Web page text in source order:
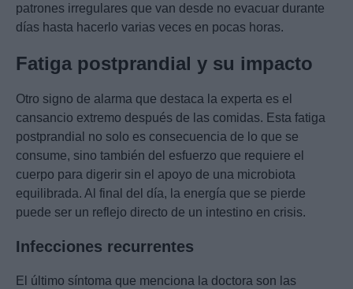
patrones irregulares que van desde no evacuar durante
días hasta hacerlo varias veces en pocas horas.
Fatiga postprandial y su impacto
Otro signo de alarma que destaca la experta es el
cansancio extremo después de las comidas. Esta fatiga
postprandial no solo es consecuencia de lo que se
consume, sino también del esfuerzo que requiere el
cuerpo para digerir sin el apoyo de una microbiota
equilibrada. Al final del día, la energía que se pierde
puede ser un reflejo directo de un intestino en crisis.
Infecciones recurrentes
El último síntoma que menciona la doctora son las